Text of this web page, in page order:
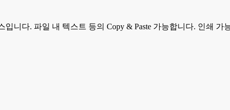
니다. 파일 내 텍스트 등의 Copy & Paste 가능합니다. 인쇄